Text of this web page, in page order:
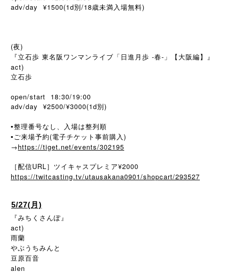
adv/day ¥1500(1d別 /18歳未満入場無料)
(夜)
『立石歩 東名阪ワンマンライブ「日進月歩 -春-」【大阪編】』
act)
立石歩
open/start 18:30/19:00
adv/day ¥2500/¥3000(1d別)
▪️整理番号なし、入場は整列順
▪️ご来場予約(電子チケット事前購入)
→https://tiget.net/events/302195
［配信URL］ツイキャスプレミア¥2000
https://twitcasting.tv/utausakana0901/shopcart/293527
5/27(月)
『みちくさんぽ』
act)
雨蘭
やぶうちみんと
豆原百音
alen